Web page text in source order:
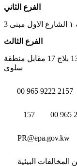
الفرع الثاني
الفرع الثالث
شاطئ انجفة - شارع التعاون - قطعه 13 بلاج 17 مقابل منطقة
سلوى
00 965 9222 2157
157 00 965
PR@epa.gov.kw
البيئية